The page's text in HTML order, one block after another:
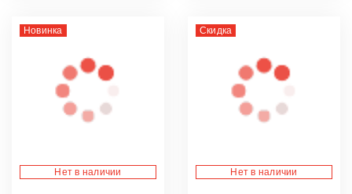
Новинка
Нет в наличии
Скидка
Нет в наличии